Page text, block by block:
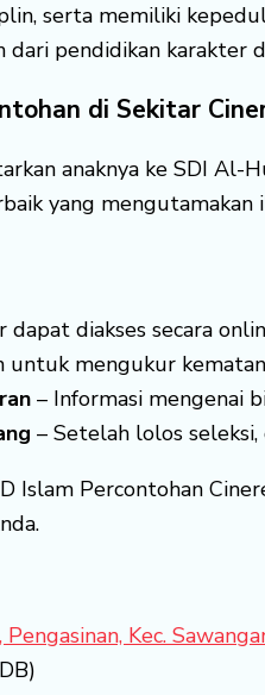
serta memiliki
pendidikan karakter
di Sekitar
anaknya ke SDI Al-
yang mengutamakan
dapat diakses secara
untuk mengukur
– Informasi mengenai
– Setelah lolos
Islam Percontohan
Pengasinan, Kec.